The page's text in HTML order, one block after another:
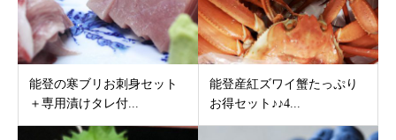
能登の寒ブリお刺身セット
＋専用漬けタレ付...
能登産紅ズワイ蟹たっぷり
お得セット♪♪4...